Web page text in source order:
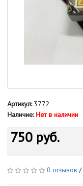
Артикул:3772
Наличие: Нет в наличии
750 руб.
0 отзывов /